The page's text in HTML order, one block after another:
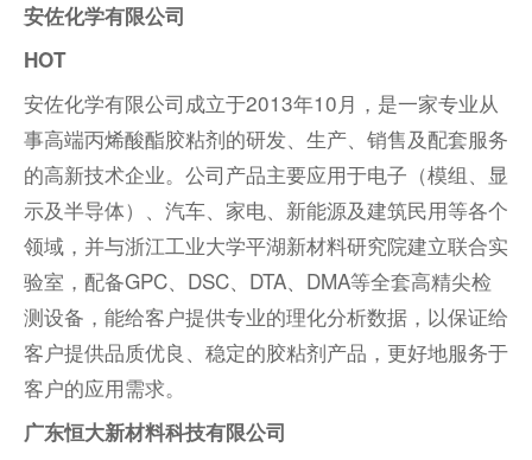
安佐化学有限公司
HOT
安佐化学有限公司成立于2013年10月，是一家专业从
事高端丙烯酸酯胶粘剂的研发、生产、销售及配套服务
的高新技术企业。公司产品主要应用于电子（模组、显
示及半导体）、汽车、家电、新能源及建筑民用等各个
领域，并与浙江工业大学平湖新材料研究院建立联合实
验室，配备GPC、DSC、DTA、DMA等全套高精尖检
测设备，能给客户提供专业的理化分析数据，以保证给
客户提供品质优良、稳定的胶粘剂产品，更好地服务于
客户的应用需求。
广东恒大新材料科技有限公司